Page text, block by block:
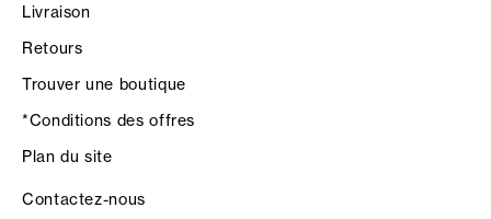
Livraison
Retours
Trouver une boutique
*Conditions des offres
Plan du site
Contactez-nous